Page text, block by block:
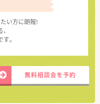
い方に朗報!
。
無料相談会を予約